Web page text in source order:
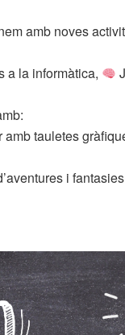
amb noves
a la informàtica,
tauletes
i